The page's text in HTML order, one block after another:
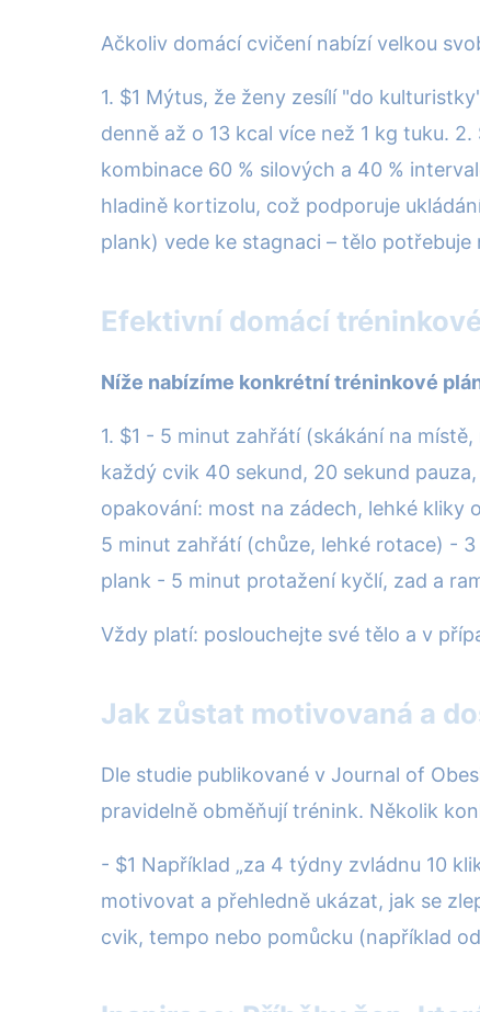
Ačkoliv domácí cvičení nabízí velkou
1. $1 Mýtus, že ženy zesílí "do
denně až o 13 kcal více než 1 kg tuku.
kombinace 60 % silových a 40 %
hladině kortizolu, což podporuje
plank) vede ke stagnaci – tělo potřebuje
Efektivní domácí
Níže nabízíme konkrétní tréninkové
1. $1 - 5 minut zahřátí (skákání na
každý cvik 40 sekund, 20 sekund
opakování: most na zádech, lehké kliky
5 minut zahřátí (chůze, lehké rotace) -
plank - 5 minut protažení kyčlí, zad a
Vždy platí: poslouchejte své tělo a v
Jak zůstat motivovaná a
Dle studie publikované v Journal of
pravidelně obměňují trénink. Několik
- $1 Například „za 4 týdny zvládnu 10
motivovat a přehledně ukázat, jak se
cvik, tempo nebo pomůcku (například